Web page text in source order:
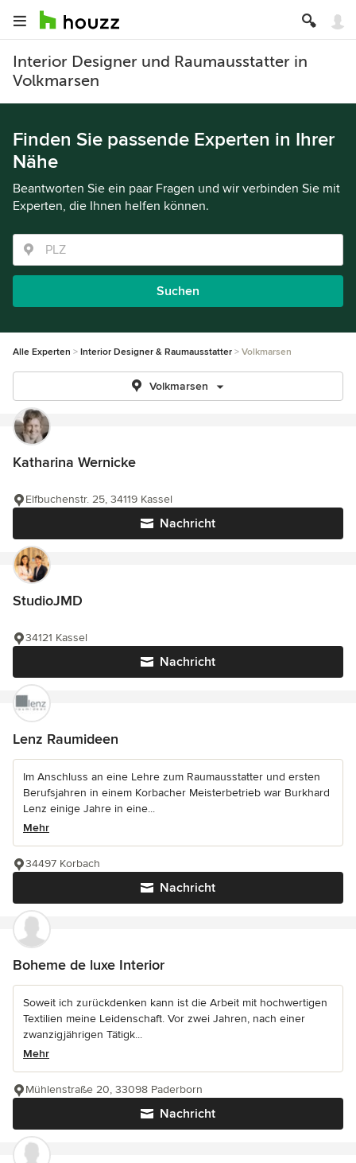
Interior Designer und Raumausstatter in
Volkmarsen
Finden Sie passende Experten in Ihrer
Nähe
Beantworten Sie ein paar Fragen und wir verbinden Sie mit
Experten, die Ihnen helfen können.
Suchen
Alle Experten Interior Designer & Raumausstatter Volkmarsen
Volkmarsen
Katharina Wernicke
Nachricht
Elfbuchenstr. 25, 34119 Kassel
StudioJMD
Nachricht
34121 Kassel
Lenz Raumideen
Im Anschluss an eine Lehre zum Raumausstatter und ersten
Berufsjahren in einem Korbacher Meisterbetrieb war Burkhard
Lenz einige Jahre in eine...
Mehr
Nachricht
34497 Korbach
Boheme de luxe Interior
Soweit ich zurückdenken kann ist die Arbeit mit hochwertigen
Textilien meine Leidenschaft. Vor zwei Jahren, nach einer
zwanzigjährigen Tätigk...
Mehr
Nachricht
Mühlenstraße 20, 33098 Paderborn